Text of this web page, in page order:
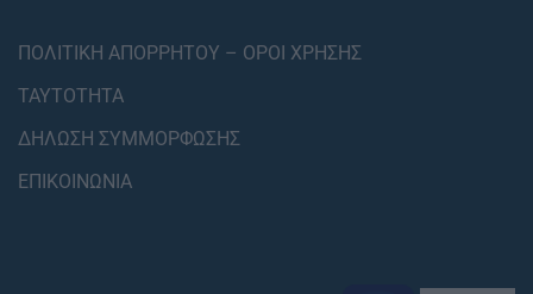
ΠΟΛΙΤΙΚΗ ΑΠΟΡΡΗΤΟΥ – ΟΡΟΙ ΧΡΗΣΗΣ
ΤΑΥΤΟΤΗΤΑ
ΔΗΛΩΣΗ ΣΥΜΜΟΡΦΩΣΗΣ
ΕΠΙΚΟΙΝΩΝΙΑ